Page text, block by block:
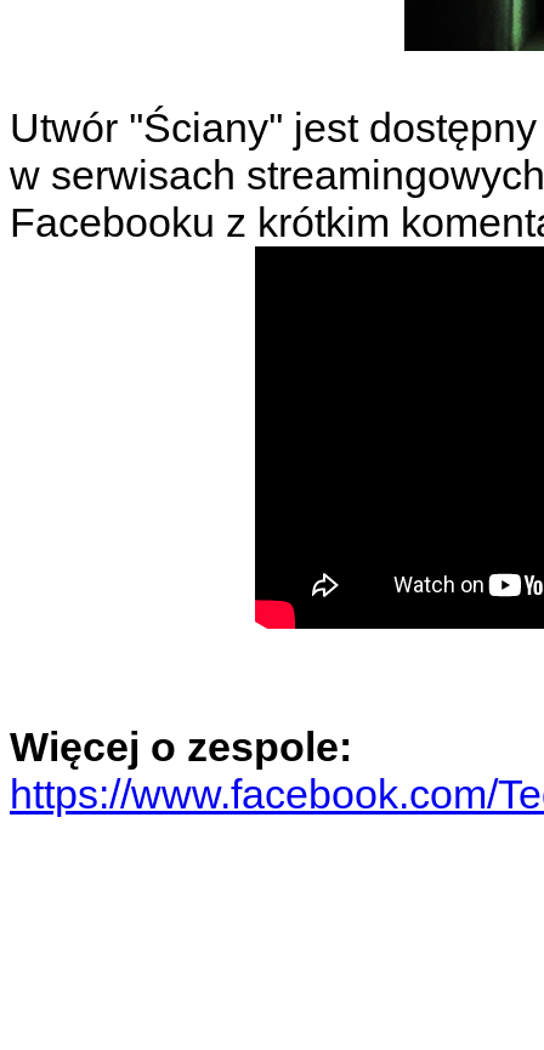
Utwór ''Ściany'' jest
w serwisach
Facebooku z krótkim
Więcej o zespole:
https://www.facebook.com/